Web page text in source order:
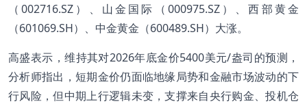
（002716.SZ）、山金国际（000975.SZ）、西部黄金
（601069.SH）、中金黄金（600489.SH）大涨。
高盛表示，维持其对2026年底金价5400美元/盎司的预测，
分析师指出，短期金价仍面临地缘局势和金融市场波动的下
行风险，但中期上行逻辑未变，支撑来自央行购金、投机仓